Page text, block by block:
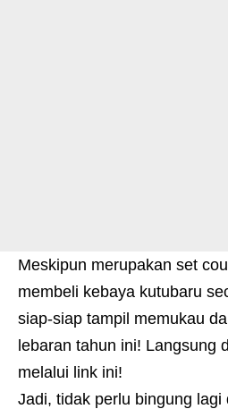
Meskipun merupakan set
membeli kebaya kutubaru
siap-siap tampil memukau
lebaran tahun ini! Langsung
melalui link ini!
Jadi, tidak perlu bingung